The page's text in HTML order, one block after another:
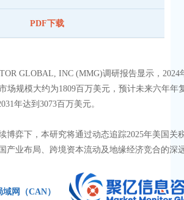
PDF下载
GLOBAL, INC (MMG)调研报告显示，2024
场规模大约为1809百万美元，预计未来六年年
年达到3073百万美元。
博弈下，本研究将通过动态追踪2025年美国关
产业布局、跨境资本流动及地缘经济竞合的深
网（CAN）